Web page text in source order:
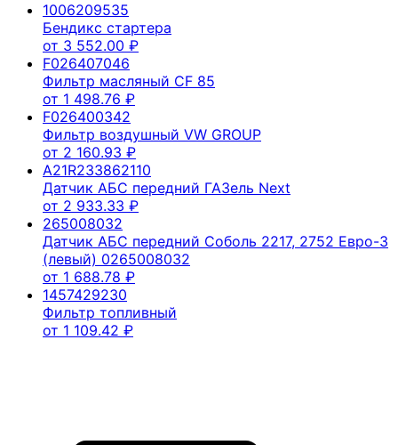
1006209535
Бендикс стартера
от 3 552.00 ₽
F026407046
Фильтр масляный CF 85
от 1 498.76 ₽
F026400342
Фильтр воздушный VW GROUP
от 2 160.93 ₽
A21R233862110
Датчик АБС передний ГАЗель Next
от 2 933.33 ₽
265008032
Датчик АБС передний Соболь 2217, 2752 Евро-3
(левый) 0265008032
от 1 688.78 ₽
1457429230
Фильтр топливный
от 1 109.42 ₽